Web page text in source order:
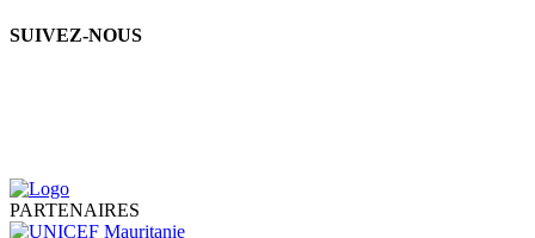
SUIVEZ-NOUS
PARTENAIRES